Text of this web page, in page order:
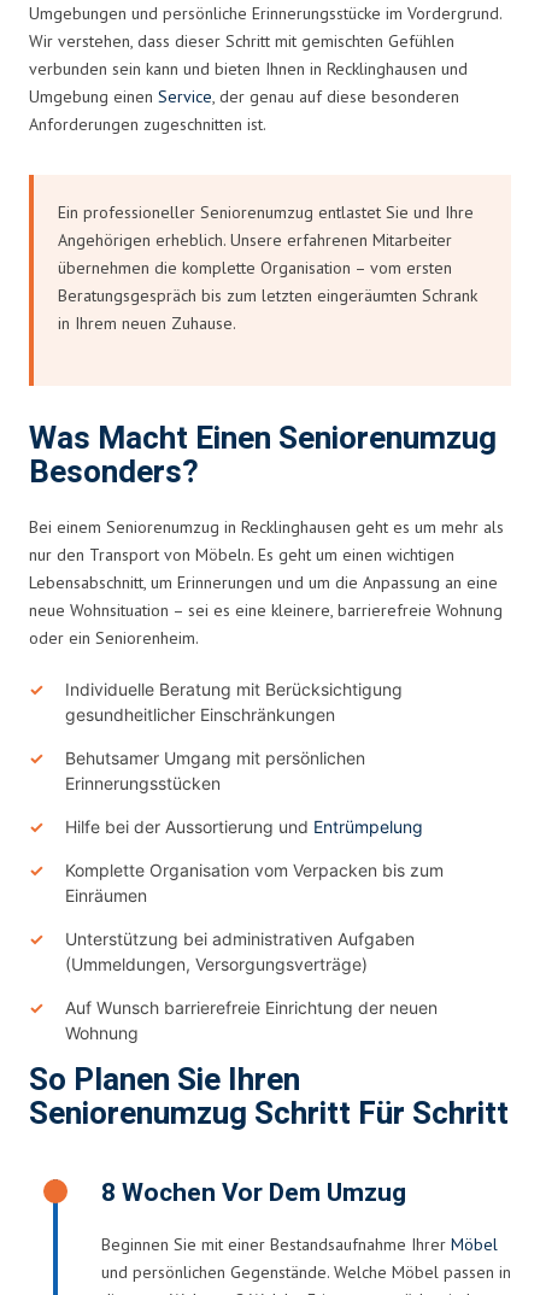
Umgebungen und persönliche Erinnerungsstücke im Vordergrund.
Wir verstehen, dass dieser Schritt mit gemischten Gefühlen
verbunden sein kann und bieten Ihnen in Recklinghausen und
Umgebung einen Service, der genau auf diese besonderen
Anforderungen zugeschnitten ist.
Ein professioneller Seniorenumzug entlastet Sie und Ihre
Angehörigen erheblich. Unsere erfahrenen Mitarbeiter
übernehmen die komplette Organisation – vom ersten
Beratungsgespräch bis zum letzten eingeräumten Schrank
in Ihrem neuen Zuhause.
Was Macht Einen Seniorenumzug
Besonders?
Bei einem Seniorenumzug in Recklinghausen geht es um mehr als
nur den Transport von Möbeln. Es geht um einen wichtigen
Lebensabschnitt, um Erinnerungen und um die Anpassung an eine
neue Wohnsituation – sei es eine kleinere, barrierefreie Wohnung
oder ein Seniorenheim.
Individuelle Beratung mit Berücksichtigung
gesundheitlicher Einschränkungen
Behutsamer Umgang mit persönlichen
Erinnerungsstücken
Hilfe bei der Aussortierung und Entrümpelung
Komplette Organisation vom Verpacken bis zum
Einräumen
Unterstützung bei administrativen Aufgaben
(Ummeldungen, Versorgungsverträge)
Auf Wunsch barrierefreie Einrichtung der neuen
Wohnung
So Planen Sie Ihren
Seniorenumzug Schritt Für Schritt
8 Wochen Vor Dem Umzug
Beginnen Sie mit einer Bestandsaufnahme Ihrer Möbel
und persönlichen Gegenstände. Welche Möbel passen in